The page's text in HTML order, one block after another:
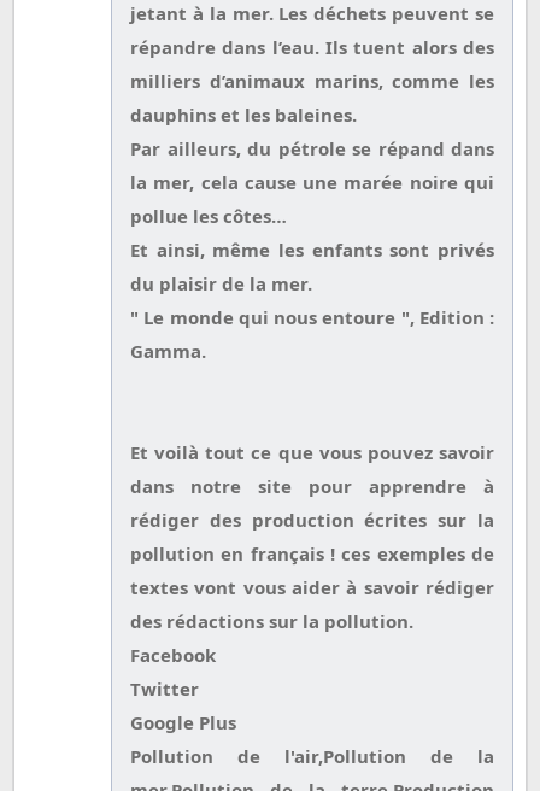
jetant à la mer. Les déchets peuvent se
répandre dans l’eau. Ils tuent alors des
milliers d’animaux marins, comme les
dauphins et les baleines.
Par ailleurs, du pétrole se répand dans
la mer, cela cause une marée noire qui
pollue les côtes…
Et ainsi, même les enfants sont privés
du plaisir de la mer.
" Le monde qui nous entoure ", Edition :
Gamma.
Et voilà tout ce que vous pouvez savoir
dans notre site pour apprendre à
rédiger des production écrites sur la
pollution en français ! ces exemples de
textes vont vous aider à savoir rédiger
des rédactions sur la pollution.
Facebook
Twitter
Google Plus
Pollution de l'air,Pollution de la